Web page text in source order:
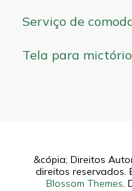
Serviço de
Tela para mictório
&cópia; Direitos
direitos reservados.
Blossom Themes.